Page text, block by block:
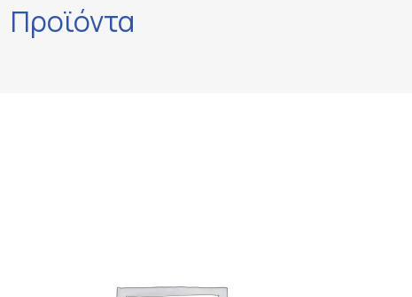
Προϊόντα